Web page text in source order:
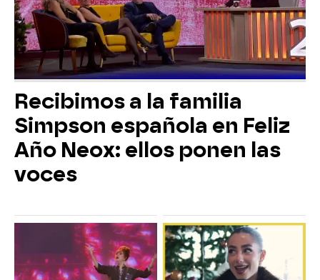
Recibimos a la familia
Simpson española en Feliz
Año Neox: ellos ponen las
voces